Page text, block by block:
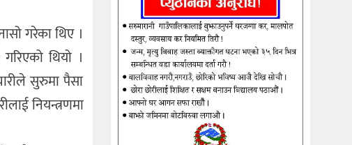
गरेका थिए ।
थियो ।
सुरुमा पैसा
नियन्त्रणमा